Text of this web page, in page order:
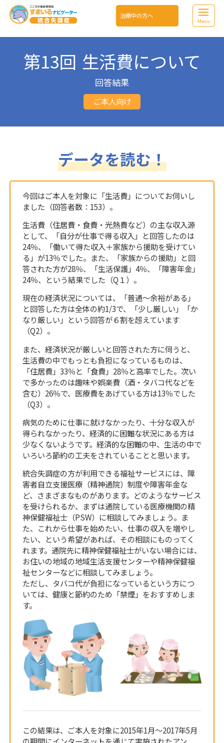
治療中の方へ
Menu
第13回 生活費について
回答結果
ご本人向け
データを読む！
今回はご本人を対象に「生活費」についてお伺いし
ました（回答者数：153）。
生活費（住居費・食費・光熱費など）の主な収入源
として、「自分が仕事で得る収入」と回答したのは
24％、「働いて得た収入＋家族から援助を受けてい
る」が13％でした。また、「家族からの援助」と回
答された方が28％、「生活保護」4％、「障害年金」
24％、という結果でした（Q１）。
現在の経済状況については、「普通～余裕がある」
と回答した方は全体の約1/3で、「少し厳しい」「か
なり厳しい」という回答が６割を超えています
（Q2）。
また、経済状況が厳しいと回答された方に伺うと、
生活費の中でもっとも負担になっているものは、
「住居費」33％と「食費」28％と高率でした。次い
で多かったのは趣味や娯楽費（酒・タバコ代などを
含む）26％で、医療費をあげている方は13％でした
（Q3）。
病気のために仕事に就けなかったり、十分な収入が
得られなかったり、経済的に困難な状況にある方は
少なくないようです。経済的な困難の中、生活の中で
いろいろ節約の工夫をされていることと思います。
統合失調症の方が利用できる福祉サービスには、障
害者自立支援医療（精神通院）制度や障害年金な
ど、さまざまなものがあります。どのようなサービス
を受けられるか、まずは通院している医療機関の精
神保健福祉士（PSW）に相談してみましょう。ま
た、これから仕事を始めたい、仕事の収入を増やし
たい、という希望があれば、その相談にものってく
れます。通院先に精神保健福祉士がいない場合には、
お住いの地域の地域生活支援センターや精神保健福
祉センターなどに相談してみましょう。
ただし、タバコ代が負担になっているという方につ
いては、健康と節約のため「禁煙」をおすすめしま
す。
この結果は、ご本人を対象に2015年1月～2017年5月